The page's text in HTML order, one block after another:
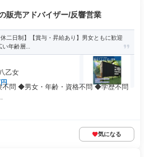
販売アドバイザー/反響営業
休二日制】【賞与・昇給あり】男女ともに歓迎
い年齢層...
乙女
問 ◆男女・年齢・資格不問 ◆学歴不問
気になる